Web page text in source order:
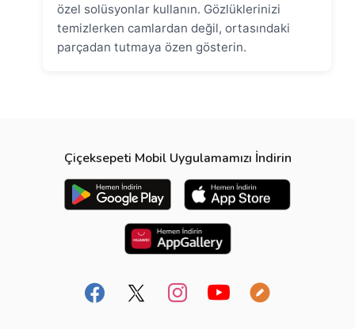
özel solüsyonlar kullanın. Gözlüklerinizi
temizlerken camlardan değil, ortasındaki
parçadan tutmaya özen gösterin.
Çiçeksepeti Mobil Uygulamamızı İndirin